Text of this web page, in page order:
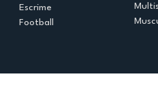
Escrime
Football